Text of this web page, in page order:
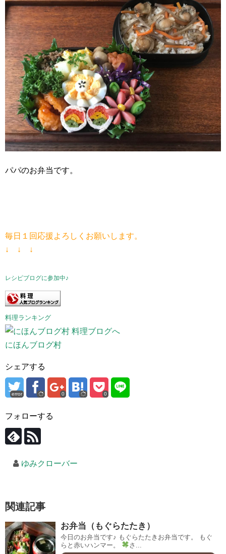
パパのお弁当です。
毎日１回応援よろしくお願いします。
↓ ↓ ↓
レシピブログに参加中♪
料理ランキング
にほんブログ村
シェアする
error 0 0
フォローする
ゆみクローバー
関連記事
お弁当（もぐらたたき）
今日のお弁当です♪ もぐらたたきお弁当です。 もぐ
らと赤いハンマー。
さ...